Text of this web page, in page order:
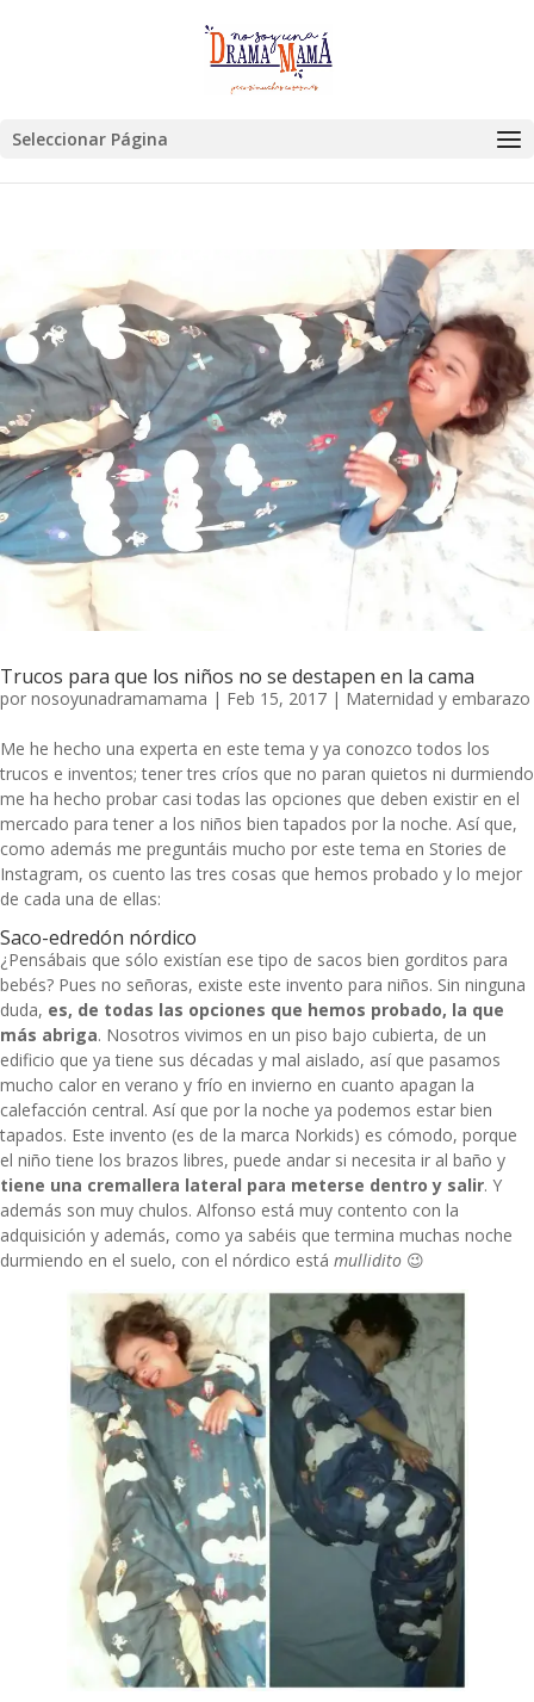
Seleccionar Página
Trucos para que los niños no se destapen en la cama
por nosoyunadramamama | Feb 15, 2017 | Maternidad y embarazo
Me he hecho una experta en este tema y ya conozco todos los
trucos e inventos; tener tres críos que no paran quietos ni durmiendo
me ha hecho probar casi todas las opciones que deben existir en el
mercado para tener a los niños bien tapados por la noche. Así que,
como además me preguntáis mucho por este tema en Stories de
Instagram, os cuento las tres cosas que hemos probado y lo mejor
de cada una de ellas:
Saco-edredón nórdico
¿Pensábais que sólo existían ese tipo de sacos bien gorditos para
bebés? Pues no señoras, existe este invento para niños. Sin ninguna
duda, es, de todas las opciones que hemos probado, la que
más abriga. Nosotros vivimos en un piso bajo cubierta, de un
edificio que ya tiene sus décadas y mal aislado, así que pasamos
mucho calor en verano y frío en invierno en cuanto apagan la
calefacción central. Así que por la noche ya podemos estar bien
tapados. Este invento (es de la marca Norkids) es cómodo, porque
el niño tiene los brazos libres, puede andar si necesita ir al baño y
tiene una cremallera lateral para meterse dentro y salir. Y
además son muy chulos. Alfonso está muy contento con la
adquisición y además, como ya sabéis que termina muchas noche
durmiendo en el suelo, con el nórdico está mullidito 😉